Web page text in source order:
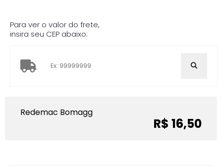
Para ver o valor do frete,
insira seu CEP abaixo:
Redemac Bomagg
R$ 16,50